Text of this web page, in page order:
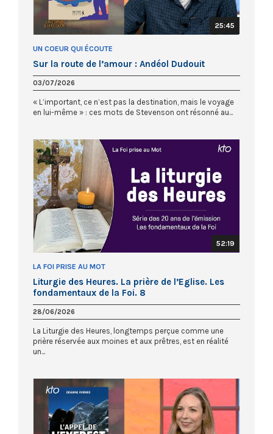
25:45
UN COEUR QUI ÉCOUTE
Sur la route de l’amour : Andéol Dudouit
03/07/2026
« L’important, ce n’est pas la destination, mais le voyage
en lui-même » : ces mots de Stevenson ont résonné au...
52:19
LA FOI PRISE AU MOT
Liturgie des Heures. La prière de l’Eglise. Les
fondamentaux de la Foi. 8
28/06/2026
La Liturgie des Heures, longtemps perçue comme une
prière réservée aux moines et aux prêtres, est en réalité
un...